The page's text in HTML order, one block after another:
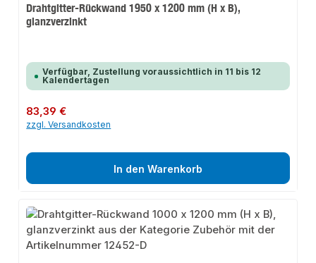
Drahtgitter-Rückwand 1950 x 1200 mm (H x B),
glanzverzinkt
Verfügbar, Zustellung voraussichtlich in 11 bis 12
Kalendertagen
Regulärer Preis:
83,39 €
zzgl. Versandkosten
In den Warenkorb